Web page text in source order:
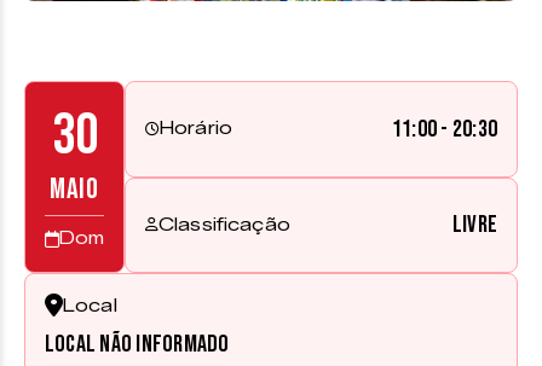
30
MAIO
Dom
Horário 11:00 - 20:30
Classificação Livre
Local
Local não informado